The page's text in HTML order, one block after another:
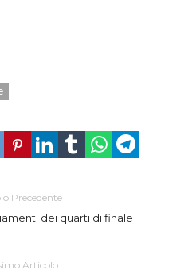
Precedente
dei quarti di finale
Articolo